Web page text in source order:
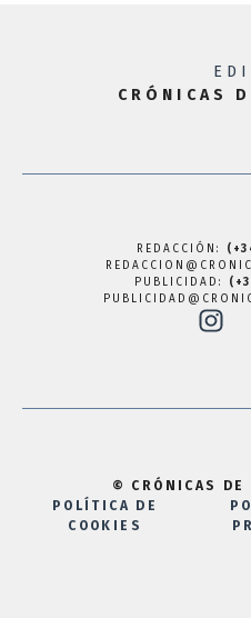
CRÓNICAS
REDACCIÓN:
PUBLICIDAD:
© CRÓNICAS
POLÍTICA DE
COOKIES